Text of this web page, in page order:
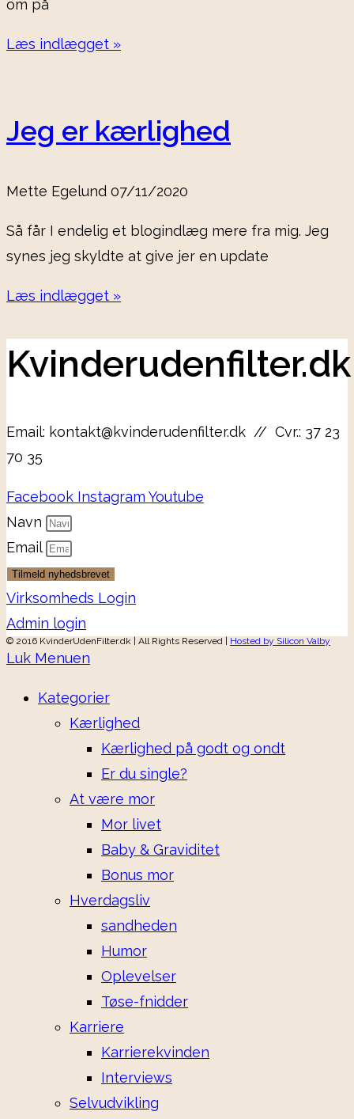
om på
Læs indlægget »
Jeg er kærlighed
Mette Egelund 07/11/2020
Så får I endelig et blogindlæg mere fra mig. Jeg
synes jeg skyldte at give jer en update
Læs indlægget »
Kvinderudenfilter.dk
Email: kontakt@kvinderudenfilter.dk // Cvr.: 37 23
70 35
Facebook Instagram Youtube
Navn
Email
Tilmeld nyhedsbrevet
Virksomheds Login
Admin login
© 2016 KvinderUdenFilter.dk | All Rights Reserved | Hosted by Silicon Valby
Luk Menuen
Kategorier
Kærlighed
Kærlighed på godt og ondt
Er du single?
At være mor
Mor livet
Baby & Graviditet
Bonus mor
Hverdagsliv
sandheden
Humor
Oplevelser
Tøse-fnidder
Karriere
Karrierekvinden
Interviews
Selvudvikling